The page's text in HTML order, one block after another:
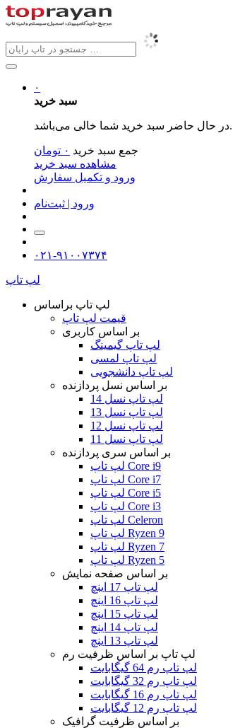
۰
سبد خرید
در حال حاضر سبد خرید شما خالی می‌باشد.
جمع سبد خرید ۰ تومان
مشاهده سبد خرید
ورود و تکمیل سفارش
ورود | ثبت‌نام
۰۲۱-۹۱۰۰۷۳۷۴
لپ تاپ
لپ تاپ براساس
قیمت لپ تاپ
بر اساس کاربری
لپ تاپ گیمینگ
لپ تاپ لمسی
لپ تاپ دانشجویی
بر اساس نسل پردازنده
لپ تاپ نسل 14
لپ تاپ نسل 13
لپ تاپ نسل 12
لپ تاپ نسل 11
بر اساس سری پردازنده
لپ تاپ Core i9
لپ تاپ Core i7
لپ تاپ Core i5
لپ تاپ Core i3
لپ تاپ Celeron
لپ تاپ Ryzen 9
لپ تاپ Ryzen 7
لپ تاپ Ryzen 5
بر اساس صفحه نمایش
لپ تاپ 17 اینچ
لپ تاپ 16 اینچ
لپ تاپ 15 اینچ
لپ تاپ 14 اینچ
لپ تاپ 13 اینچ
لپ تاپ بر اساس ظرفیت رم
لپ تاپ رم 64 گیگابایت
لپ تاپ رم 32 گیگابایت
لپ تاپ رم 16 گیگابایت
لپ تاپ رم 12 گیگابایت
بر اساس ظرفیت گرافیک